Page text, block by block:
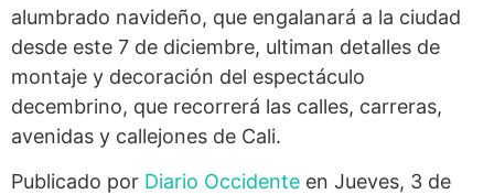
alumbrado navideño, que engalanará a la ciudad
desde este 7 de diciembre, ultiman detalles de
montaje y decoración del espectáculo
decembrino, que recorrerá las calles, carreras,
avenidas y callejones de Cali.
Publicado por Diario Occidente en Jueves, 3 de